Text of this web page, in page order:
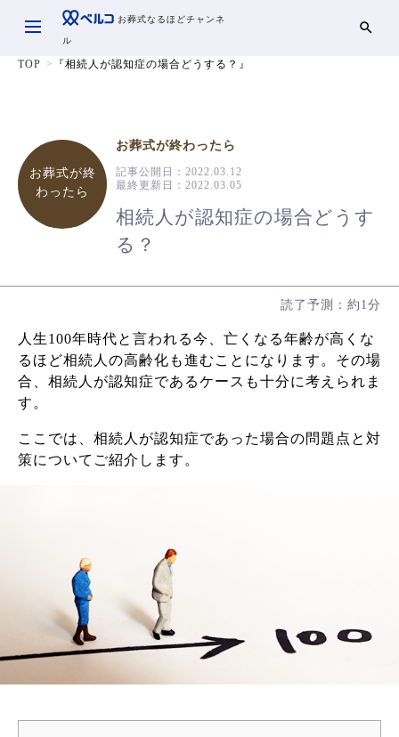
お葬式なるほどチャンネ
ル
TOP 『相続人が認知症の場合どうする？』
お葬式が終
わったら
お葬式が終わったら
記事公開日： 2022.03.12
最終更新日： 2022.03.05
相続人が認知症の場合どうす
る？
読了予測：約1分
人生100年時代と言われる今、亡くなる年齢が高くな
るほど相続人の高齢化も進むことになります。その場
合、相続人が認知症であるケースも十分に考えられま
す。
ここでは、相続人が認知症であった場合の問題点と対
策についてご紹介します。